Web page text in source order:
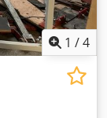
1 /4